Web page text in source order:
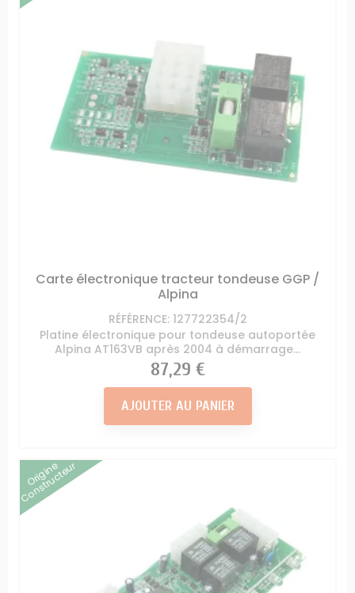
Carte électronique tracteur tondeuse GGP /
Alpina
RÉFÉRENCE: 127722354/2
Platine électronique pour tondeuse autoportée
Alpina AT163VB après 2004 à démarrage...
Prix
87,29 €
AJOUTER AU PANIER
Origine
Constructeur